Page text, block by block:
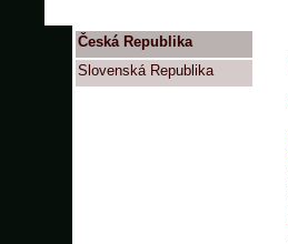
Česká Republika
Slovenská Republika